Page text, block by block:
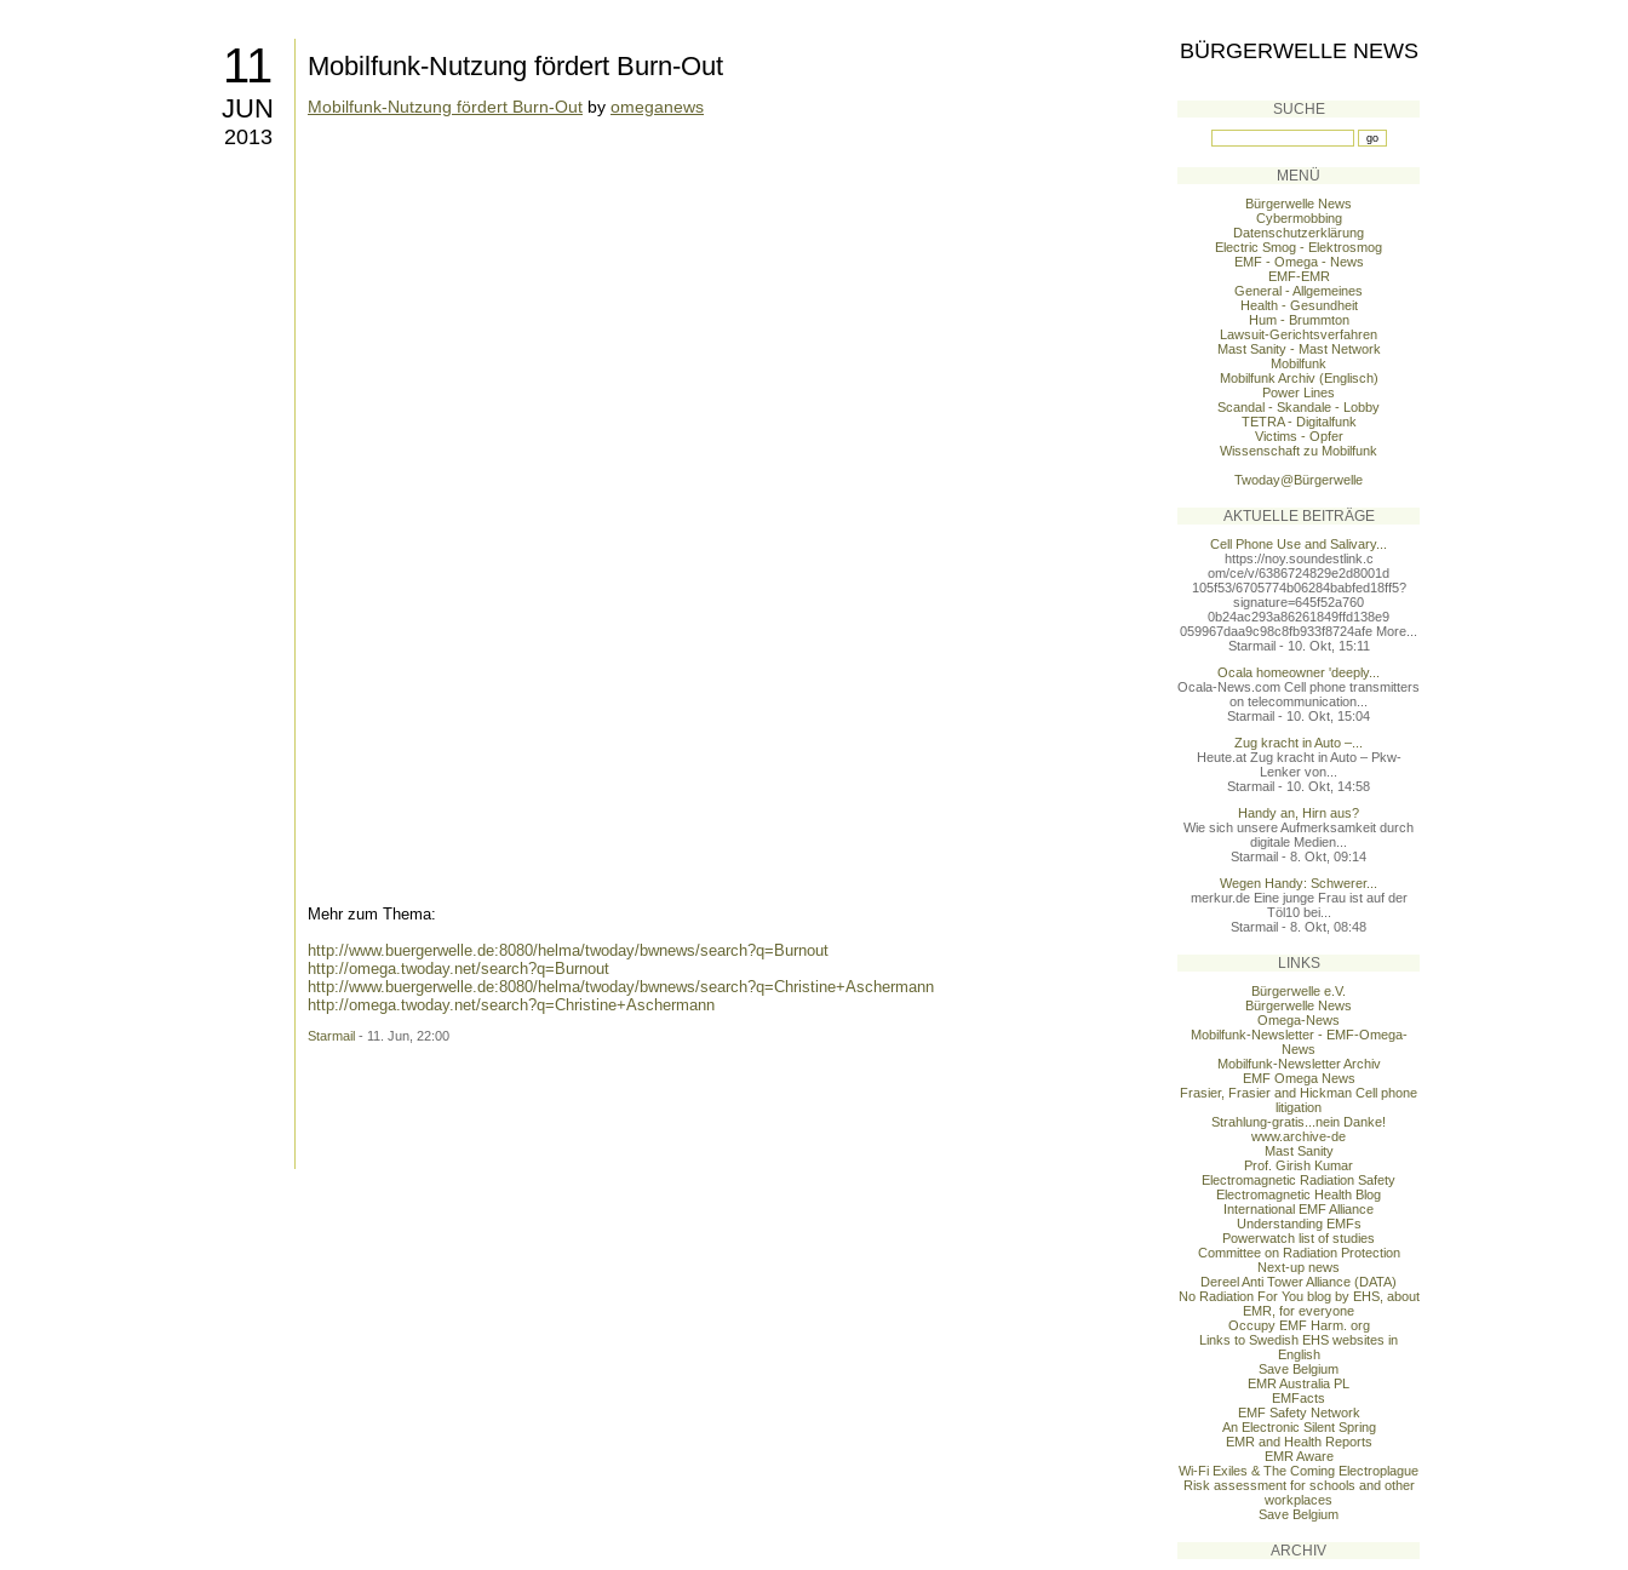
11
JUN
2013
Mobilfunk-Nutzung fördert Burn-Out
Mobilfunk-Nutzung fördert Burn-Out by omeganews
Mehr zum Thema:
http://www.buergerwelle.de:8080/helma/twoday/bwnews/search?q=Burnout
http://omega.twoday.net/search?q=Burnout
http://www.buergerwelle.de:8080/helma/twoday/bwnews/search?q=Christine+Aschermann
http://omega.twoday.net/search?q=Christine+Aschermann
Starmail - 11. Jun, 22:00
BÜRGERWELLE NEWS
SUCHE
MENÜ
Bürgerwelle News
Cybermobbing
Datenschutzerklärung
Electric Smog - Elektrosmog
EMF - Omega - News
EMF-EMR
General - Allgemeines
Health - Gesundheit
Hum - Brummton
Lawsuit-Gerichtsverfahren
Mast Sanity - Mast Network
Mobilfunk
Mobilfunk Archiv (Englisch)
Power Lines
Scandal - Skandale - Lobby
TETRA - Digitalfunk
Victims - Opfer
Wissenschaft zu Mobilfunk
Twoday@Bürgerwelle
AKTUELLE BEITRÄGE
Cell Phone Use and Salivary...
https://noy.soundestlink.c
om/ce/v/6386724829e2d8001d
105f53/6705774b06284babfed18ff5?
signature=645f52a760
0b24ac293a86261849ffd138e9
059967daa9c98c8fb933f8724afe More...
Starmail - 10. Okt, 15:11
Ocala homeowner 'deeply...
Ocala-News.com Cell phone transmitters
on telecommunication...
Starmail - 10. Okt, 15:04
Zug kracht in Auto –...
Heute.at Zug kracht in Auto – Pkw-
Lenker von...
Starmail - 10. Okt, 14:58
Handy an, Hirn aus?
Wie sich unsere Aufmerksamkeit durch
digitale Medien...
Starmail - 8. Okt, 09:14
Wegen Handy: Schwerer...
merkur.de Eine junge Frau ist auf der
Töl10 bei...
Starmail - 8. Okt, 08:48
LINKS
Bürgerwelle e.V.
Bürgerwelle News
Omega-News
Mobilfunk-Newsletter - EMF-Omega-
News
Mobilfunk-Newsletter Archiv
EMF Omega News
Frasier, Frasier and Hickman Cell phone
litigation
Strahlung-gratis...nein Danke!
www.archive-de
Mast Sanity
Prof. Girish Kumar
Electromagnetic Radiation Safety
Electromagnetic Health Blog
International EMF Alliance
Understanding EMFs
Powerwatch list of studies
Committee on Radiation Protection
Next-up news
Dereel Anti Tower Alliance (DATA)
No Radiation For You blog by EHS, about
EMR, for everyone
Occupy EMF Harm. org
Links to Swedish EHS websites in
English
Save Belgium
EMR Australia PL
EMFacts
EMF Safety Network
An Electronic Silent Spring
EMR and Health Reports
EMR Aware
Wi-Fi Exiles & The Coming Electroplague
Risk assessment for schools and other
workplaces
Save Belgium
ARCHIV